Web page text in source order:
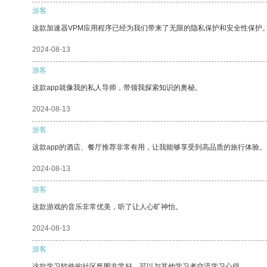
游客
这款加速器VPM应用程序已经为我们带来了无限的隐私保护和安全性保护
2024-08-13
游客
这款app就像我的私人导师，带领我探索知识的奥秘。
2024-08-13
游客
这款app的酒店、餐厅推荐非常有用，让我能够享受到高品质的旅行体验。
2024-08-13
游客
这款游戏的音乐非常优美，听了让人心旷神怡。
2024-08-13
游客